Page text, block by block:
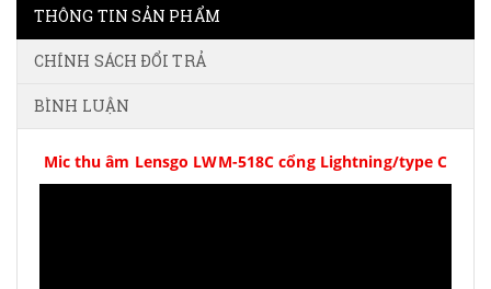
THÔNG TIN SẢN PHẨM
CHÍNH SÁCH ĐỔI TRẢ
BÌNH LUẬN
Mic thu âm Lensgo LWM-518C cổng Lightning/type C